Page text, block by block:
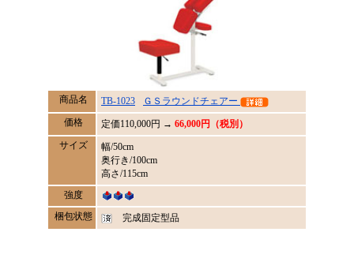
商品名 TB-1023
ＧＳラウンドチェアー
価格
定価110,000円 → 66,000円（税別）
サイズ
幅/50cm
奥行き/100cm
高さ/115cm
強度
梱包状態
完成固定型品